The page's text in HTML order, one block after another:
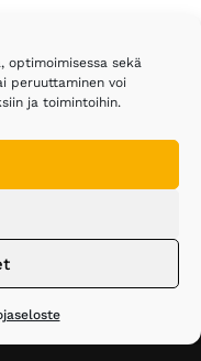
optimoimisessa sekä
peruuttaminen voi
ja toimintoihin.
ry
26
Liity jäseneksi